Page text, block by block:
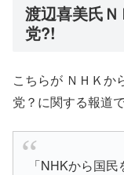
渡辺喜美氏
党?!
こちらが ＮＨＫか
党？に関する報道で
「NHKから国